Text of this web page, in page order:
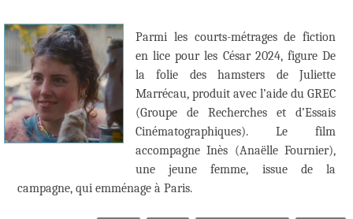
Parmi les courts-métrages de fiction
en lice pour les César 2024, figure De
la folie des hamsters de Juliette
Marrécau, produit avec l’aide du GREC
(Groupe de Recherches et d’Essais
Cinématographiques). Le film
accompagne Inès (Anaëlle Fournier),
une jeune femme, issue de la
campagne, qui emménage à Paris.